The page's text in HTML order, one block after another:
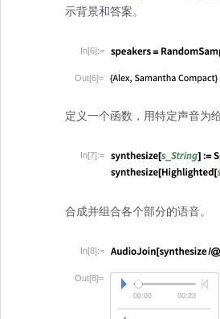
示背景和答案。
In[6]:=
Out[6]=
定义一个函数，用特定声音为
In[7]:=
合成并组合各个部分的语音。
In[8]:=
Out[8]=